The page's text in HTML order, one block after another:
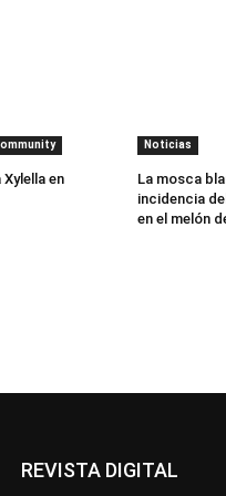
en
Noticias
La mosca
incidencia
en el melón
REVISTA DIGITAL